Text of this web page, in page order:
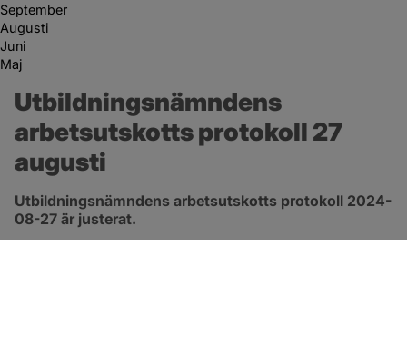
September
Augusti
Juni
Maj
Utbildningsnämndens
arbetsutskotts protokoll 27
augusti
Utbildningsnämndens arbetsutskotts protokoll 2024-
08-27 är justerat.